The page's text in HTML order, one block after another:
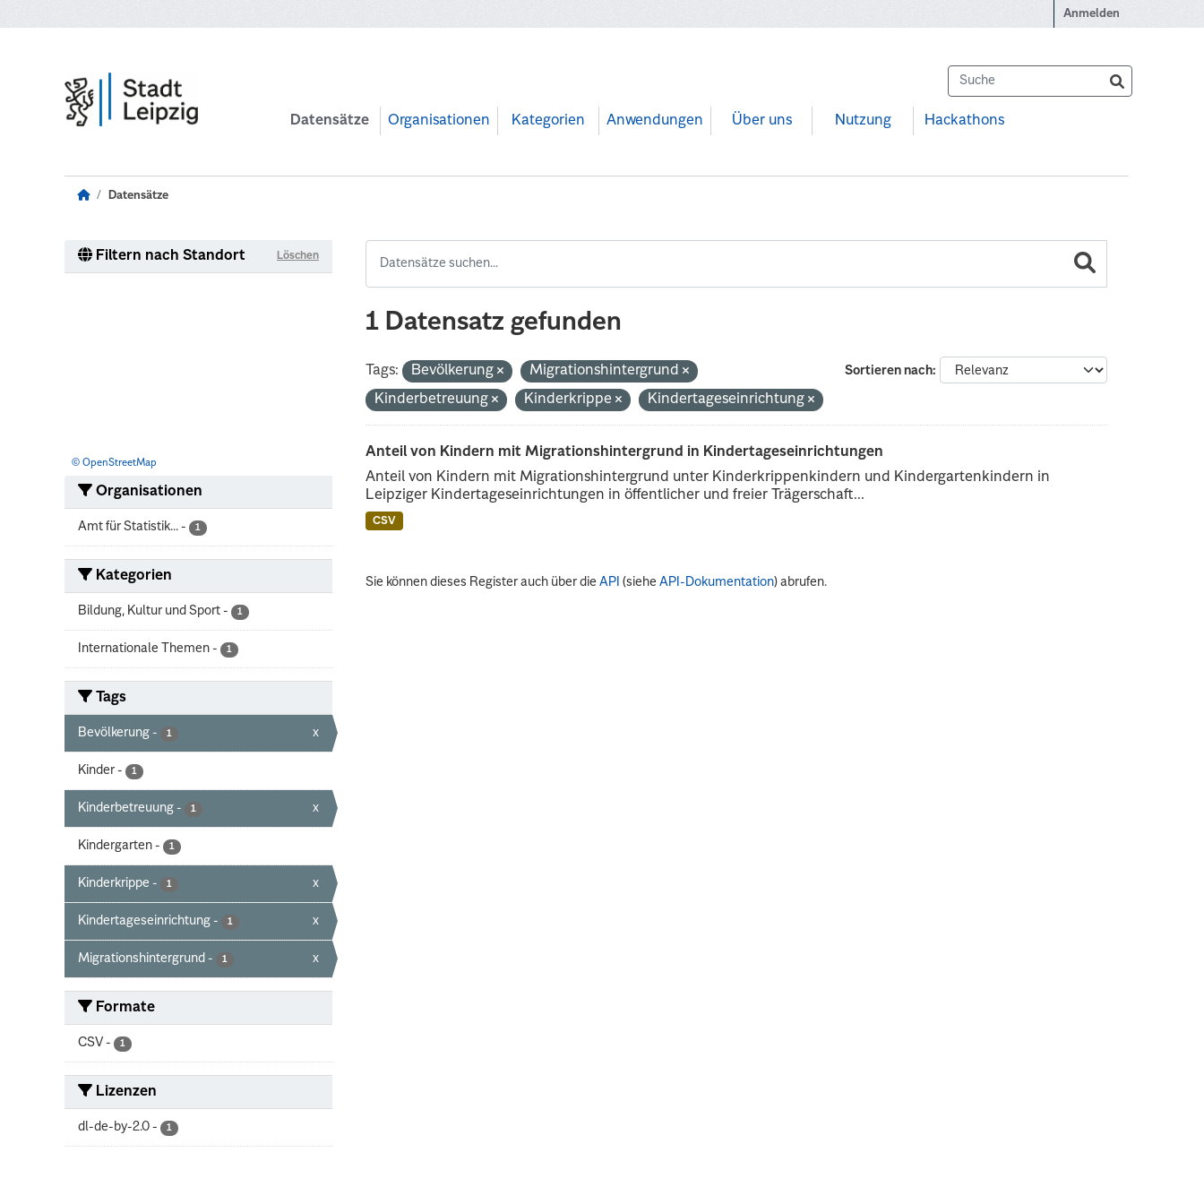
Anmelden
Datensätze Organisationen Kategorien Anwendungen Über uns Nutzung Hackathons
Datensätze
Filtern nach Standort Löschen
© OpenStreetMap
Organisationen
Amt für Statistik... - 1
Kategorien
Bildung, Kultur und Sport - 1
Internationale Themen - 1
Tags
Bevölkerung - 1 x
Kinder - 1
Kinderbetreuung - 1 x
Kindergarten - 1
Kinderkrippe - 1 x
Kindertageseinrichtung - 1 x
Migrationshintergrund - 1 x
Formate
CSV - 1
Lizenzen
dl-de-by-2.0 - 1
1 Datensatz gefunden
Sortieren nach
Tags: Bevölkerung
Migrationshintergrund
Kinderbetreuung
Kinderkrippe Kindertageseinrichtung
Anteil von Kindern mit Migrationshintergrund in Kindertageseinrichtungen
Anteil von Kindern mit Migrationshintergrund unter Kinderkrippenkindern und Kindergartenkindern in
Leipziger Kindertageseinrichtungen in öffentlicher und freier Trägerschaft...
CSV
Sie können dieses Register auch über dieAPI (sieheAPI-Dokumentation) abrufen.